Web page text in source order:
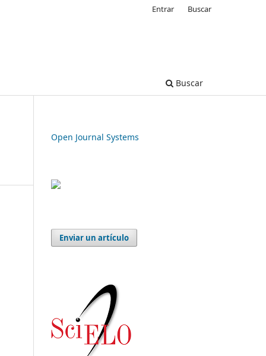
Buscar
Entrar Buscar
Open Journal Systems
Enviar un artículo